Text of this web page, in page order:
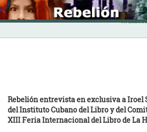
Skip
to
content
INICIO
Avanzada
Rebelión entrevista en exclusiva a Iroel
del Instituto Cubano del Libro y del
XIII Feria Internacional del Libro de La